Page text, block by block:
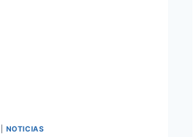
NOTICIAS